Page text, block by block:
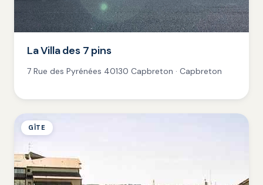
La Villa des 7 pins
7 Rue des Pyrénées 40130 Capbreton · Capbreton
GÎTE